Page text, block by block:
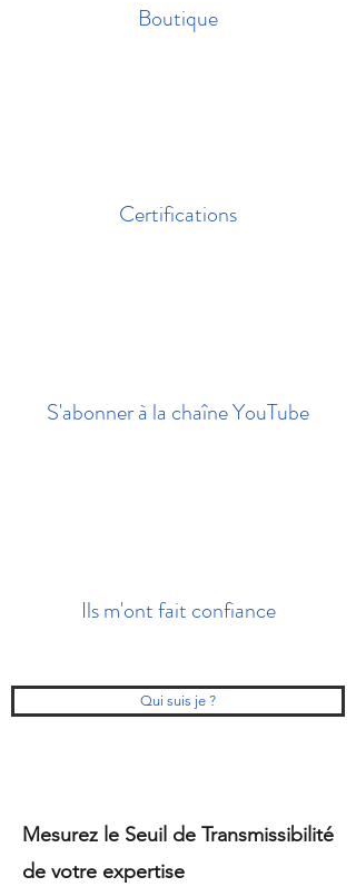
Boutique
Certifications
S'abonner à la chaîne YouTube
Ils m'ont fait confiance
Qui suis je ?
Mesurez le Seuil de Transmissibilité
de votre expertise